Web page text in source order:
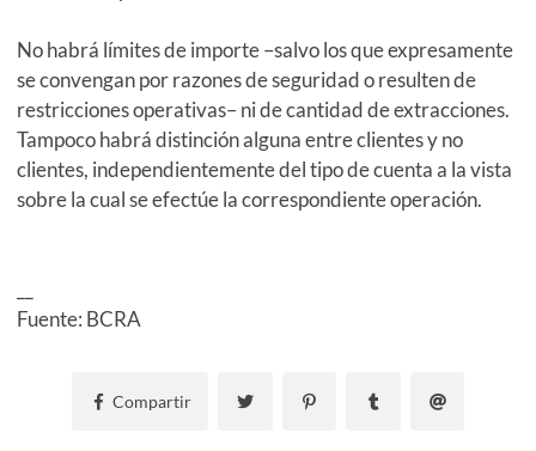
No habrá límites de importe –salvo los que expresamente
se convengan por razones de seguridad o resulten de
restricciones operativas– ni de cantidad de extracciones.
Tampoco habrá distinción alguna entre clientes y no
clientes, independientemente del tipo de cuenta a la vista
sobre la cual se efectúe la correspondiente operación.
Fuente: BCRA
Compartir